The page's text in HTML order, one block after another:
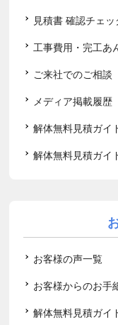
見積書 確認チェッ
工事費用・完工あ
ご来社でのご相談
メディア掲載履歴
解体無料見積ガイ
解体無料見積ガイ
お客様の声一覧
お客様からのお手
解体無料見積ガイ